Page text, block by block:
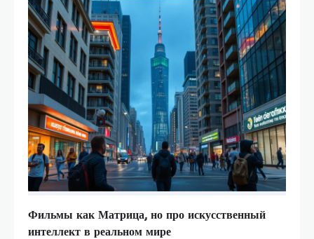
Фильмы как Матрица, но про искусственный
интеллект в реальном мире